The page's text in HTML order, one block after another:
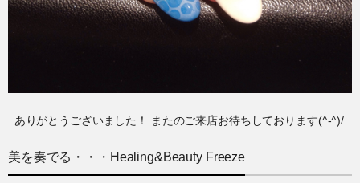
ありがとうございました！ またのご来店お待ちしております(^-^)/
美を奏でる・・・Healing&Beauty Freeze